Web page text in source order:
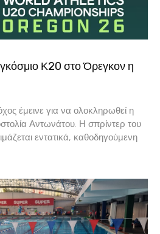
Κ20 στο Όρεγκον η
έμεινε για να ολοκληρωθεί η
Αντωνάτου. Η σπρίντερ του
εντατικά, καθοδηγούμενη